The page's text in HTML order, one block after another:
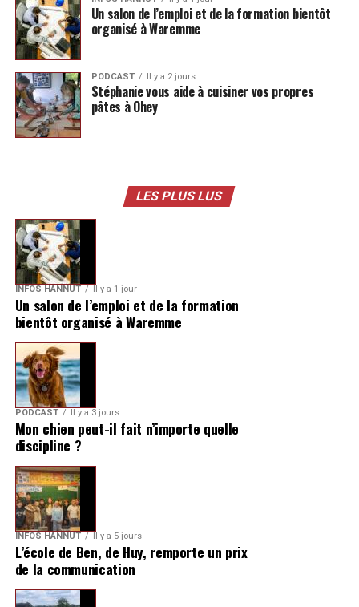
Un salon de l’emploi et de la formation bientôt
organisé à Waremme
PODCAST Il y a 2 jours
Stéphanie vous aide à cuisiner vos propres
pâtes à Ohey
LES PLUS LUS
INFOS HANNUT Il y a 1 jour
Un salon de l’emploi et de la formation
bientôt organisé à Waremme
PODCAST Il y a 3 jours
Mon chien peut-il fait n’importe quelle
discipline ?
INFOS HANNUT Il y a 5 jours
L’école de Ben, de Huy, remporte un prix
de la communication